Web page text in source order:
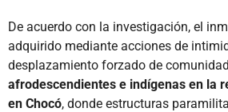
De acuerdo con la investigación, el
adquirido mediante acciones de
desplazamiento forzado de
afrodescendientes e indígenas en la
en Chocó, donde estructuras